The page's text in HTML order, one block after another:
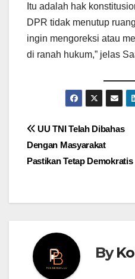
Itu adalah hak
DPR tidak menutup
ingin mengoreksi atau
di ranah hukum,” jelas
Post
navigation
UU TNI Telah Dibahas
Dengan Masyarakat
Pastikan Tetap Demokratis
By